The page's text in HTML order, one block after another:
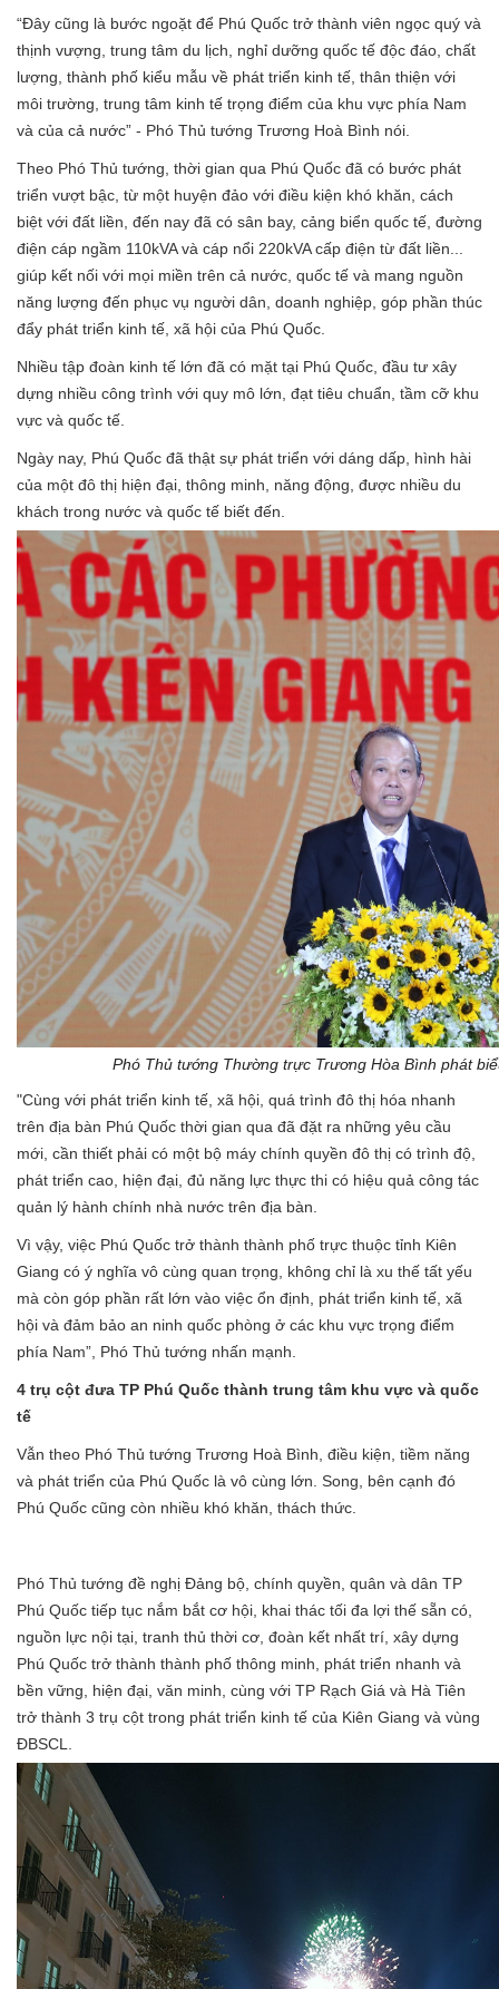
“Đây cũng là bước ngoặt để Phú Quốc trở thành viên ngọc quý và
thịnh vượng, trung tâm du lịch, nghỉ dưỡng quốc tế độc đáo, chất
lượng, thành phố kiểu mẫu về phát triển kinh tế, thân thiện với
môi trường, trung tâm kinh tế trọng điểm của khu vực phía Nam
và của cả nước” - Phó Thủ tướng Trương Hoà Bình nói.
Theo Phó Thủ tướng, thời gian qua Phú Quốc đã có bước phát
triển vượt bậc, từ một huyện đảo với điều kiện khó khăn, cách
biệt với đất liền, đến nay đã có sân bay, cảng biển quốc tế, đường
điện cáp ngầm 110kVA và cáp nổi 220kVA cấp điện từ đất liền...
giúp kết nối với mọi miền trên cả nước, quốc tế và mang nguồn
năng lượng đến phục vụ người dân, doanh nghiệp, góp phần thúc
đẩy phát triển kinh tế, xã hội của Phú Quốc.
Nhiều tập đoàn kinh tế lớn đã có mặt tại Phú Quốc, đầu tư xây
dựng nhiều công trình với quy mô lớn, đạt tiêu chuẩn, tầm cỡ khu
vực và quốc tế.
Ngày nay, Phú Quốc đã thật sự phát triển với dáng dấp, hình hài
của một đô thị hiện đại, thông minh, năng động, được nhiều du
khách trong nước và quốc tế biết đến.
Phó Thủ tướng Thường trực Trương Hòa Bình phát
"Cùng với phát triển kinh tế, xã hội, quá trình đô thị hóa nhanh
trên địa bàn Phú Quốc thời gian qua đã đặt ra những yêu cầu
mới, cần thiết phải có một bộ máy chính quyền đô thị có trình độ,
phát triển cao, hiện đại, đủ năng lực thực thi có hiệu quả công tác
quản lý hành chính nhà nước trên địa bàn.
Vì vậy, việc Phú Quốc trở thành thành phố trực thuộc tỉnh Kiên
Giang có ý nghĩa vô cùng quan trọng, không chỉ là xu thế tất yếu
mà còn góp phần rất lớn vào việc ổn định, phát triển kinh tế, xã
hội và đảm bảo an ninh quốc phòng ở các khu vực trọng điểm
phía Nam”, Phó Thủ tướng nhấn mạnh.
4 trụ cột đưa TP Phú Quốc thành trung tâm khu vực và quốc
tế
Vẫn theo Phó Thủ tướng Trương Hoà Bình, điều kiện, tiềm năng
và phát triển của Phú Quốc là vô cùng lớn. Song, bên cạnh đó
Phú Quốc cũng còn nhiều khó khăn, thách thức.
Phó Thủ tướng đề nghị Đảng bộ, chính quyền, quân và dân TP
Phú Quốc tiếp tục nắm bắt cơ hội, khai thác tối đa lợi thế sẵn có,
nguồn lực nội tại, tranh thủ thời cơ, đoàn kết nhất trí, xây dựng
Phú Quốc trở thành thành phố thông minh, phát triển nhanh và
bền vững, hiện đại, văn minh, cùng với TP Rạch Giá và Hà Tiên
trở thành 3 trụ cột trong phát triển kinh tế của Kiên Giang và vùng
ĐBSCL.